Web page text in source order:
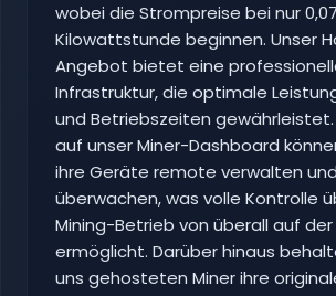
wobei die Strompreise bei nur
Kilowattstunde beginnen. Unser
Angebot bietet eine
Infrastruktur, die optimale
und Betriebszeiten
auf unser Miner-Dashboard
ihre Geräte remote verwalten und
überwachen, was volle Kontrolle
Mining-Betrieb von überall auf
ermöglicht. Darüber hinaus
uns gehosteten Miner ihre